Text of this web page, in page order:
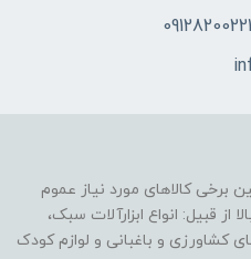
برخی کالاهای مورد نیاز عموم
قبیل: انواع ابزارآلات سبک،
کشاورزی و باغبانی و لوازم کودک